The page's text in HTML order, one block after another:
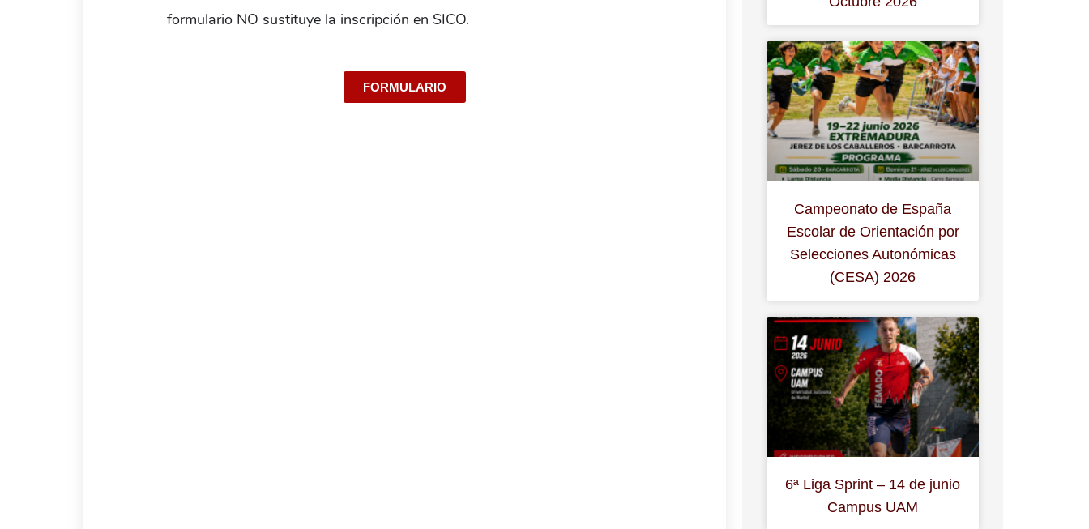
formulario NO sustituye la inscripción en SICO.
FORMULARIO
Campeonato de España
Escolar de Orientación por
Selecciones Autonómicas
(CESA) 2026
6ª Liga Sprint – 14 de junio
Campus UAM